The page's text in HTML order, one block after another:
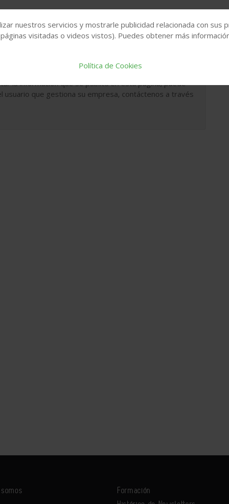
la información que se publica en esta página, puede
usuario que gestiona su empresa, contáctenos a través
Formación
nuestros servicios y mostrarle publicidad relacionada con sus
visitadas o videos vistos). Puedes obtener más
Política de Cookies